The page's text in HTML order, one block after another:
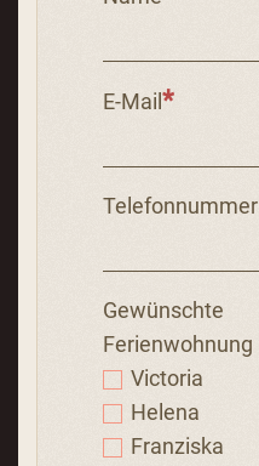
E-Mail
Telefonnummer
Gewünschte
Ferienwohnung
Victoria
Helena
Franziska